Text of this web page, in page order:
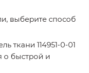
выберите способ
ткани 114951-0-01
о быстрой и